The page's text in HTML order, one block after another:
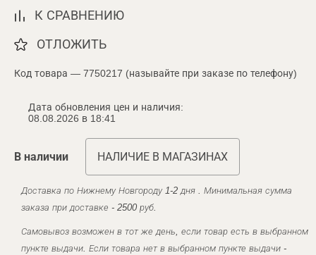
К СРАВНЕНИЮ
ОТЛОЖИТЬ
Код товара — 7750217 (называйте при заказе по телефону)
Дата обновления цен и наличия:
08.08.2026 в 18:41
В наличии НАЛИЧИЕ В МАГАЗИНАХ
Доставка по Нижнему Новгороду 1-2 дня . Минимальная сумма
заказа при доставке - 2500 руб.
Самовывоз возможен в тот же день, если товар есть в выбранном
пункте выдачи. Если товара нет в выбранном пункте выдачи -